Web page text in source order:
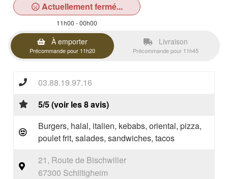
Actuellement fermé...
11h00 - 00h00
À emporter
Précommande pour 11h20
Livraison
Précommande pour 11h45
03.88.19.97.16
5/5 (voir les 8 avis)
Burgers, halal, italien, kebabs, oriental, pizza,
poulet frit, salades, sandwiches, tacos
21, Route de Bischwiller
67300 Schiltigheim